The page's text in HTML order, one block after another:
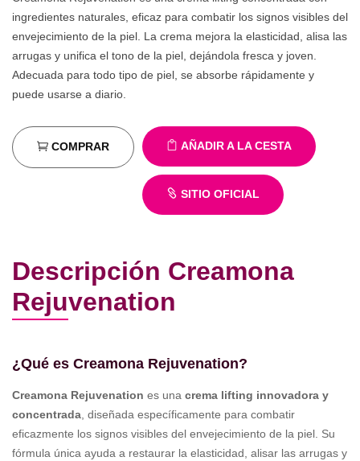
ingredientes naturales, eficaz para combatir los signos visibles del
envejecimiento de la piel. La crema mejora la elasticidad, alisa las
arrugas y unifica el tono de la piel, dejándola fresca y joven.
Adecuada para todo tipo de piel, se absorbe rápidamente y
puede usarse a diario.
AÑADIR A LA CESTA
COMPRAR
SITIO OFICIAL
Descripción Creamona
Rejuvenation
¿Qué es Creamona Rejuvenation?
Creamona Rejuvenation es una crema lifting innovadora y
concentrada , diseñada específicamente para combatir
eficazmente los signos visibles del envejecimiento de la piel. Su
fórmula única ayuda a restaurar la elasticidad, alisar las arrugas y